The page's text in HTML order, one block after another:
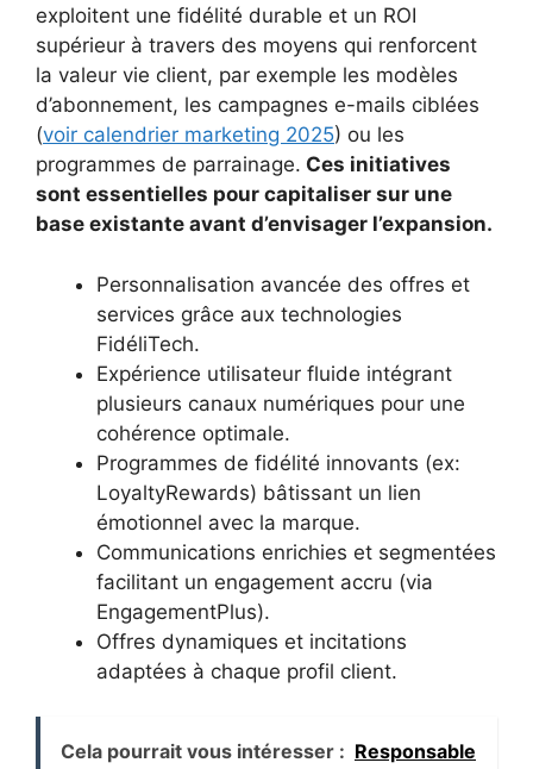
exploitent une fidélité durable et un ROI
supérieur à travers des moyens qui renforcent
la valeur vie client, par exemple les modèles
d’abonnement, les campagnes e-mails ciblées
(voir calendrier marketing 2025) ou les
programmes de parrainage. Ces initiatives
sont essentielles pour capitaliser sur une
base existante avant d’envisager l’expansion.
Personnalisation avancée des offres et
services grâce aux technologies
FidéliTech.
Expérience utilisateur fluide intégrant
plusieurs canaux numériques pour une
cohérence optimale.
Programmes de fidélité innovants (ex:
LoyaltyRewards) bâtissant un lien
émotionnel avec la marque.
Communications enrichies et segmentées
facilitant un engagement accru (via
EngagementPlus).
Offres dynamiques et incitations
adaptées à chaque profil client.
Cela pourrait vous intéresser : Responsable